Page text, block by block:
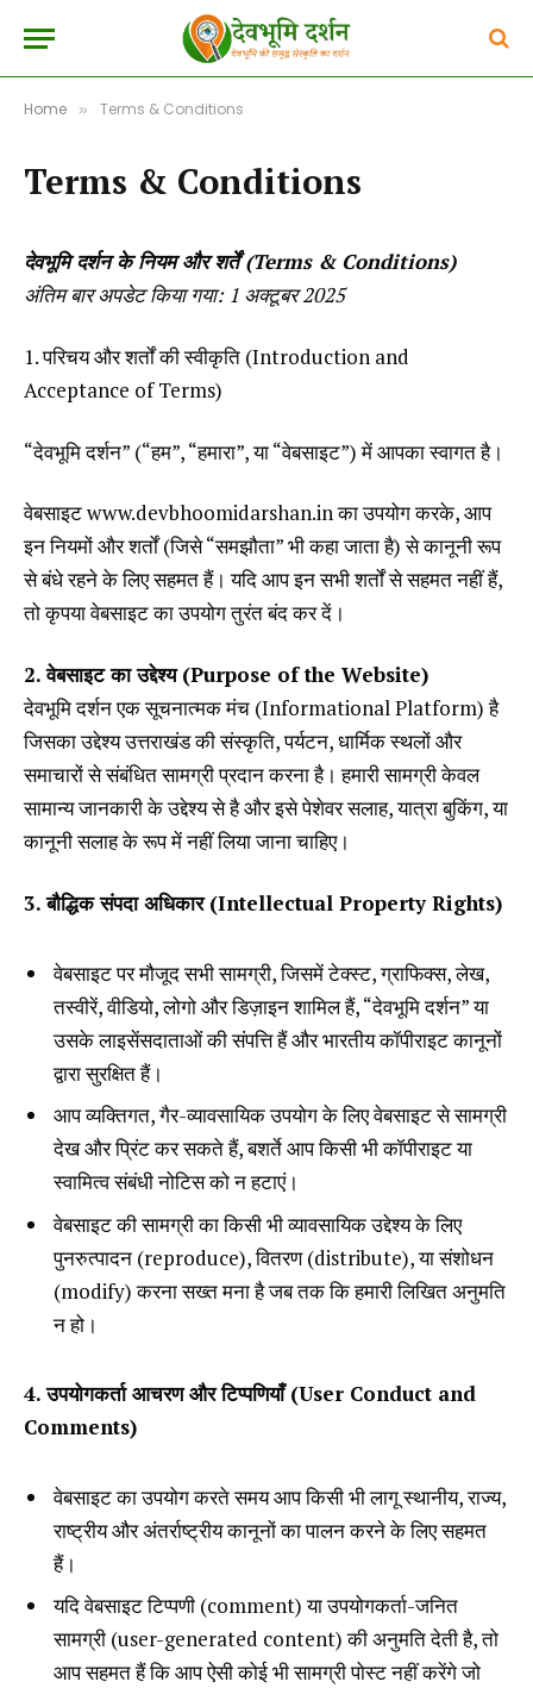
Home » Terms & Conditions
Terms & Conditions
देवभूमि दर्शन के नियम और शर्तें (Terms & Conditions)
अंतिम बार अपडेट किया गया: 1 अक्टूबर 2025
1. परिचय और शर्तों की स्वीकृति (Introduction and
Acceptance of Terms)
“देवभूमि दर्शन” (“हम”, “हमारा”, या “वेबसाइट”) में आपका स्वागत है।
वेबसाइट www.devbhoomidarshan.in का उपयोग करके, आप
इन नियमों और शर्तों (जिसे “समझौता” भी कहा जाता है) से कानूनी रूप
से बंधे रहने के लिए सहमत हैं। यदि आप इन सभी शर्तों से सहमत नहीं हैं,
तो कृपया वेबसाइट का उपयोग तुरंत बंद कर दें।
2. वेबसाइट का उद्देश्य (Purpose of the Website)
देवभूमि दर्शन एक सूचनात्मक मंच (Informational Platform) है
जिसका उद्देश्य उत्तराखंड की संस्कृति, पर्यटन, धार्मिक स्थलों और
समाचारों से संबंधित सामग्री प्रदान करना है। हमारी सामग्री केवल
सामान्य जानकारी के उद्देश्य से है और इसे पेशेवर सलाह, यात्रा बुकिंग, या
कानूनी सलाह के रूप में नहीं लिया जाना चाहिए।
3. बौद्धिक संपदा अधिकार (Intellectual Property Rights)
वेबसाइट पर मौजूद सभी सामग्री, जिसमें टेक्स्ट, ग्राफिक्स, लेख,
तस्वीरें, वीडियो, लोगो और डिज़ाइन शामिल हैं, “देवभूमि दर्शन” या
उसके लाइसेंसदाताओं की संपत्ति हैं और भारतीय कॉपीराइट कानूनों
द्वारा सुरक्षित हैं।
आप व्यक्तिगत, गैर-व्यावसायिक उपयोग के लिए वेबसाइट से सामग्री
देख और प्रिंट कर सकते हैं, बशर्ते आप किसी भी कॉपीराइट या
स्वामित्व संबंधी नोटिस को न हटाएं।
वेबसाइट की सामग्री का किसी भी व्यावसायिक उद्देश्य के लिए
पुनरुत्पादन (reproduce), वितरण (distribute), या संशोधन
(modify) करना सख्त मना है जब तक कि हमारी लिखित अनुमति
न हो।
4. उपयोगकर्ता आचरण और टिप्पणियाँ (User Conduct and
Comments)
वेबसाइट का उपयोग करते समय आप किसी भी लागू स्थानीय, राज्य,
राष्ट्रीय और अंतर्राष्ट्रीय कानूनों का पालन करने के लिए सहमत
हैं।
यदि वेबसाइट टिप्पणी (comment) या उपयोगकर्ता-जनित
सामग्री (user-generated content) की अनुमति देती है, तो
आप सहमत हैं कि आप ऐसी कोई भी सामग्री पोस्ट नहीं करेंगे जो